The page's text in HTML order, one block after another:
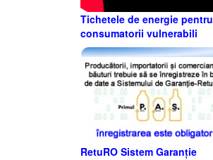
Tichetele de energie pentru
consumatorii vulnerabili
RetuRO Sistem Garanție